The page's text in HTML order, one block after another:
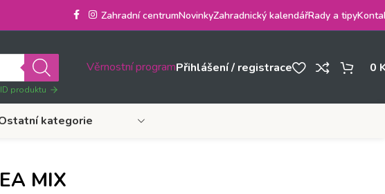
Zahradní centrumNovinkyZahradnický kalendářRady a tipy
produktu
Věrnostní programPřihlášení / registrace 0
kategorie
MIX